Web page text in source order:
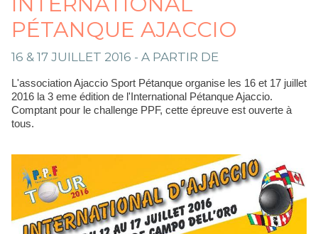
PÉTANQUE AJACCIO
16 & 17 JUILLET 2016 - A PARTIR DE
L'association Ajaccio Sport Pétanque organise les 16 et 17 juillet
2016 la 3 eme édition de l'International Pétanque Ajaccio.
Comptant pour le challenge PPF, cette épreuve est ouverte à
tous.